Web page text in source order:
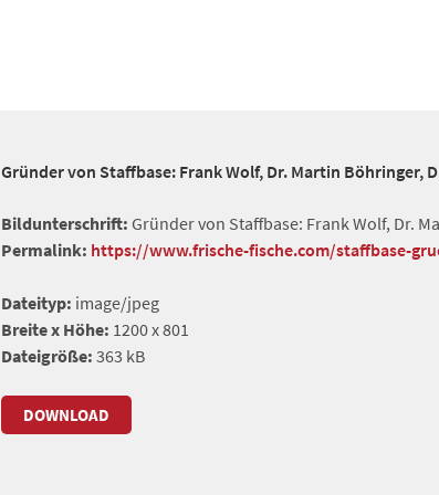
Gründer von Staffbase: Frank Wolf, Dr. Martin Böhringer,
Bildunterschrift: Gründer von Staffbase: Frank Wolf, Dr.
Permalink: https://www.frische-fische.com/staffbase-
Dateityp: image/jpeg
Breite x Höhe: 1200 x 801
Dateigröße: 363 kB
DOWNLOAD